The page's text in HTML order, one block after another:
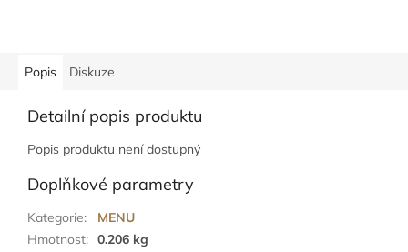
Popis Diskuze
Detailní popis produktu
Popis produktu není dostupný
Doplňkové parametry
Kategorie:
MENU
Hmotnost: 0.206 kg